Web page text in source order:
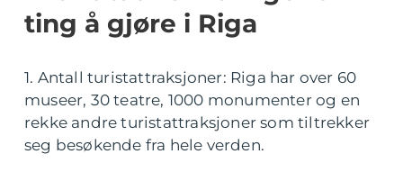
ting å gjøre i Riga
1. Antall turistattraksjoner: Riga har over 60
museer, 30 teatre, 1000 monumenter og en
rekke andre turistattraksjoner som tiltrekker
seg besøkende fra hele verden.